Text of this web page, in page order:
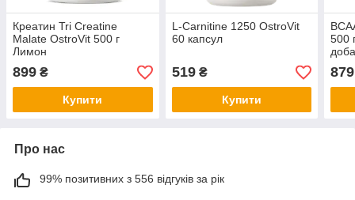
Креатин Tri Creatine
Malate OstroVit 500 г
Лимон
899 ₴
Купити
L-Carnitine 1250 OstroVit
60 капсул
519₴
Купити
500
879
Про нас
99% позитивних з 556 відгуків за рік